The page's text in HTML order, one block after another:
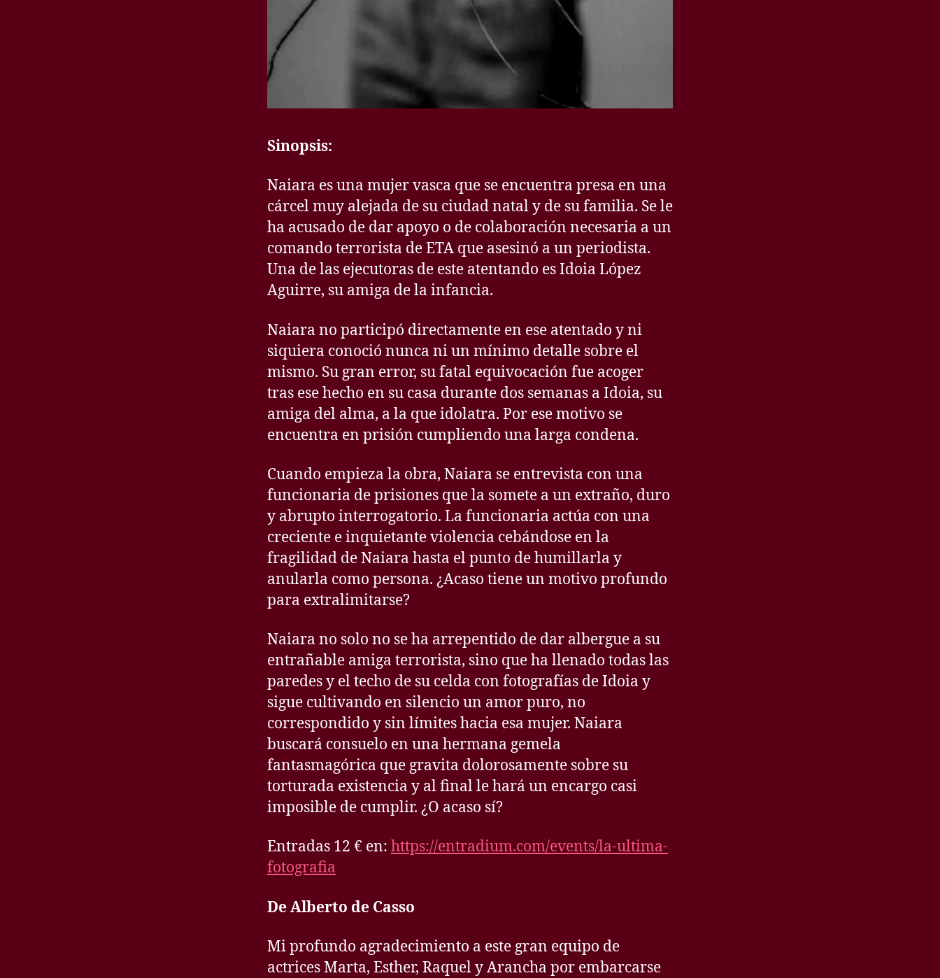
Sinopsis:
Naiara es una mujer vasca que se encuentra presa en una
cárcel muy alejada de su ciudad natal y de su familia. Se le
ha acusado de dar apoyo o de colaboración necesaria a un
comando terrorista de ETA que asesinó a un periodista.
Una de las ejecutoras de este atentando es Idoia López
Aguirre, su amiga de la infancia.
Naiara no participó directamente en ese atentado y ni
siquiera conoció nunca ni un mínimo detalle sobre el
mismo. Su gran error, su fatal equivocación fue acoger
tras ese hecho en su casa durante dos semanas a Idoia, su
amiga del alma, a la que idolatra. Por ese motivo se
encuentra en prisión cumpliendo una larga condena.
Cuando empieza la obra, Naiara se entrevista con una
funcionaria de prisiones que la somete a un extraño, duro
y abrupto interrogatorio. La funcionaria actúa con una
creciente e inquietante violencia cebándose en la
fragilidad de Naiara hasta el punto de humillarla y
anularla como persona. ¿Acaso tiene un motivo profundo
para extralimitarse?
Naiara no solo no se ha arrepentido de dar albergue a su
entrañable amiga terrorista, sino que ha llenado todas las
paredes y el techo de su celda con fotografías de Idoia y
sigue cultivando en silencio un amor puro, no
correspondido y sin límites hacia esa mujer. Naiara
buscará consuelo en una hermana gemela
fantasmagórica que gravita dolorosamente sobre su
torturada existencia y al final le hará un encargo casi
imposible de cumplir. ¿O acaso sí?
Entradas 12 € en: https://entradium.com/events/la-ultima-
fotografia
De Alberto de Casso
Mi profundo agradecimiento a este gran equipo de
actrices Marta, Esther, Raquel y Arancha por embarcarse